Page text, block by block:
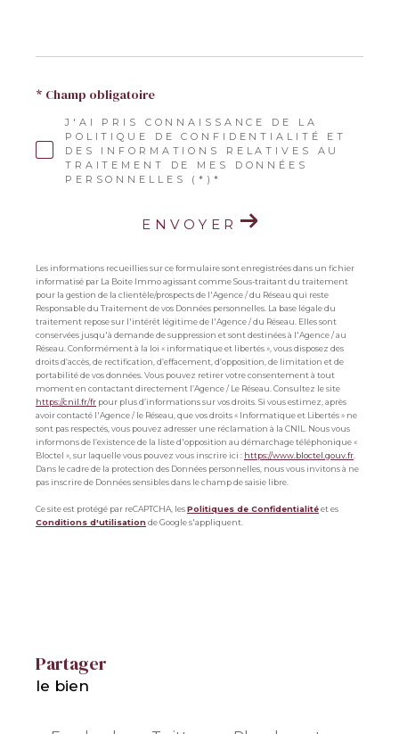
J'AI PRIS CONNAISSANCE DE LA
POLITIQUE DE CONFIDENTIALITÉ ET
DES INFORMATIONS RELATIVES AU
TRAITEMENT DE MES DONNÉES
PERSONNELLES (*)*
* Champ obligatoire
ENVOYER
Les informations recueillies sur ce formulaire sont enregistrées dans un fichier
informatisé par La Boite Immo agissant comme Sous-traitant du traitement
pour la gestion de la clientèle/prospects de l'Agence / du Réseau qui reste
Responsable du Traitement de vos Données personnelles. La base légale du
traitement repose sur l'intérêt légitime de l'Agence / du Réseau. Elles sont
conservées jusqu'à demande de suppression et sont destinées à l'Agence / au
Réseau. Conformément à la loi « informatique et libertés », vous disposez des
droits d’accès, de rectification, d’effacement, d’opposition, de limitation et de
portabilité de vos données. Vous pouvez retirer votre consentement à tout
moment en contactant directement l’Agence / Le Réseau. Consultez le site
https://cnil.fr/fr pour plus d’informations sur vos droits. Si vous estimez, après
avoir contacté l'Agence / le Réseau, que vos droits « Informatique et Libertés » ne
sont pas respectés, vous pouvez adresser une réclamation à la CNIL. Nous vous
informons de l’existence de la liste d'opposition au démarchage téléphonique «
Bloctel », sur laquelle vous pouvez vous inscrire ici : https://www.bloctel.gouv.fr
Dans le cadre de la protection des Données personnelles, nous vous invitons à ne
pas inscrire de Données sensibles dans le champ de saisie libre.
Ce site est protégé par reCAPTCHA, lesPolitiques de Confidentialitéet es
Conditions d'utilisationde Google s'appliquent.
partager
le bien